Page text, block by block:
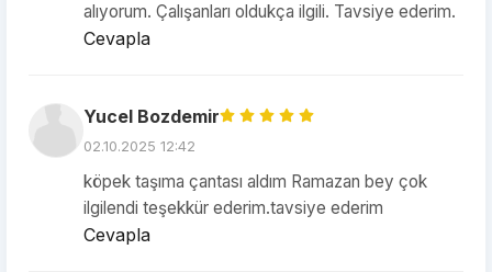
alıyorum. Çalışanları oldukça ilgili. Tavsiye ederim.
Cevapla
Yucel Bozdemir
02.10.2025 12:42
köpek taşıma çantası aldım Ramazan bey çok
ilgilendi teşekkür ederim.tavsiye ederim
Cevapla